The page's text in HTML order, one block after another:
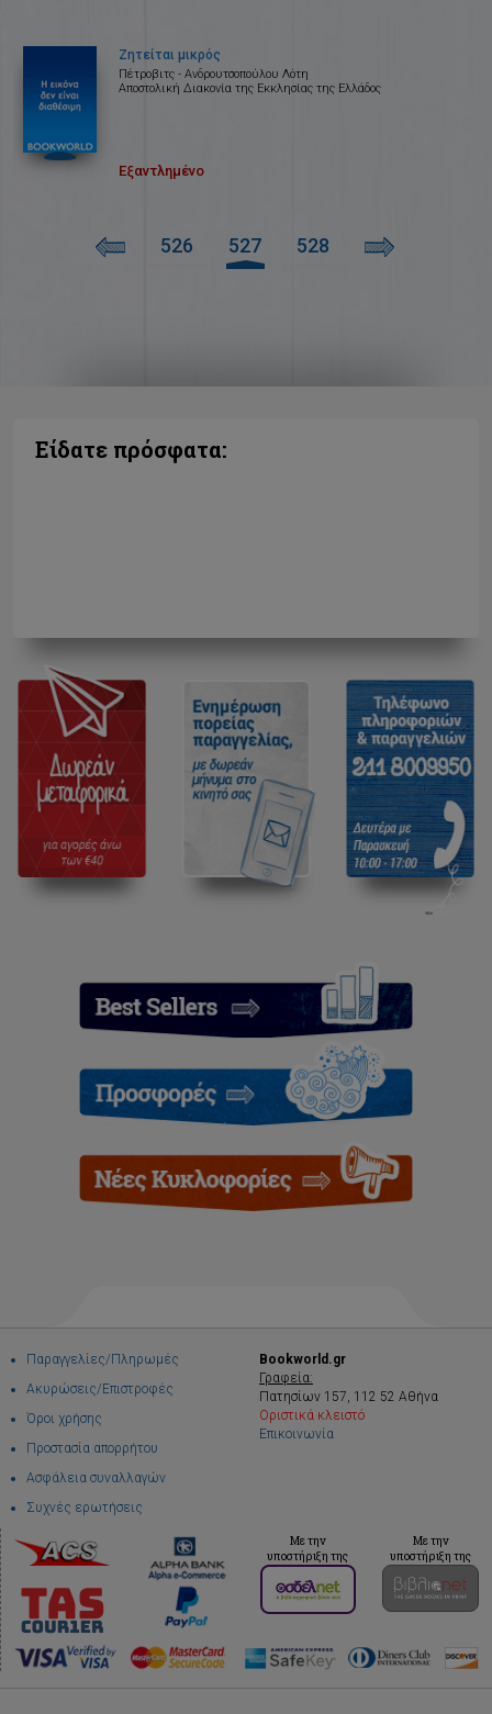
Ζητείται μικρός
Πέτροβιτς - Ανδρουτσοπούλου Λότη
Αποστολική Διακονία της Εκκλησίας της Ελλάδος
Εξαντλημένο
526 527 528
Είδατε πρόσφατα:
Παραγγελίες/Πληρωμές
Ακυρώσεις/Επιστροφές
Όροι χρήσης
Προστασία απορρήτου
Ασφάλεια συναλλαγών
Συχνές ερωτήσεις
Bookworld.gr
Γραφεία:
Πατησίων 157, 112 52 Αθήνα
Οριστικά κλειστό
Επικοινωνία
Με την
υποστήριξη της
Με την
υποστήριξη της